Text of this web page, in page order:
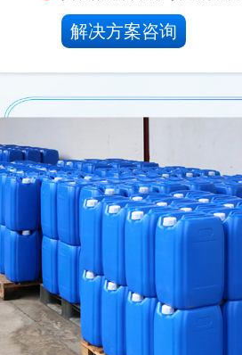
解决方案咨询